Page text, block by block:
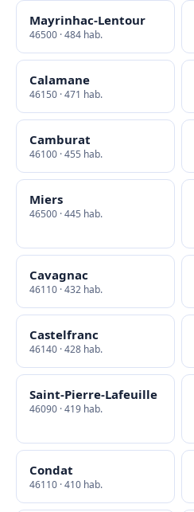
Mayrinhac-Lentour
46500 · 484 hab.
Calamane
46150 · 471 hab.
Camburat
46100 · 455 hab.
Miers
46500 · 445 hab.
Cavagnac
46110 · 432 hab.
Castelfranc
46140 · 428 hab.
Saint-Pierre-Lafeuille
46090 · 419 hab.
Condat
46110 · 410 hab.